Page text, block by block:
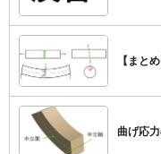
【まと
曲げ応